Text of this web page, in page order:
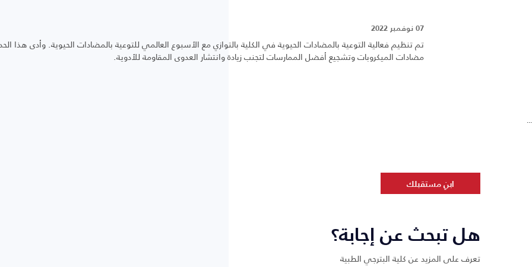
07 نوفمبر 2022
تم تنظيم فعالية التوعية بالمضادات الحيوية في الكلية بالتوازي مع الأسبوع العالمي للتوعية بالمضادات الحيوية. وأدى هذا
مضادات الميكروبات وتشجيع أفضل الممارسات لتجنب زيادة وانتشار العدوى المقاومة للأدوية.
...
ابنِ مستقبلك
هل تبحث عن إجابة؟
تعرف على المزيد عن كلية البترجي الطبية